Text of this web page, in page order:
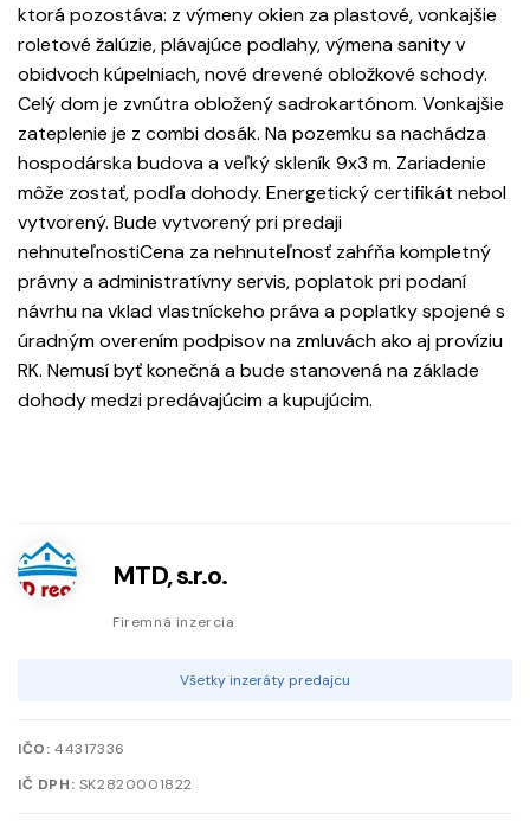
ktorá pozostáva: z výmeny okien za plastové, vonkajšie
roletové žalúzie, plávajúce podlahy, výmena sanity v
obidvoch kúpelniach, nové drevené obložkové schody.
Celý dom je zvnútra obložený sadrokartónom. Vonkajšie
zateplenie je z combi dosák. Na pozemku sa nachádza
hospodárska budova a veľký skleník 9x3 m. Zariadenie
môže zostať, podľa dohody. Energetický certifikát nebol
vytvorený. Bude vytvorený pri predaji
nehnuteľnostiCena za nehnuteľnosť zahŕňa kompletný
právny a administratívny servis, poplatok pri podaní
návrhu na vklad vlastníckeho práva a poplatky spojené s
úradným overením podpisov na zmluvách ako aj províziu
RK. Nemusí byť konečná a bude stanovená na základe
dohody medzi predávajúcim a kupujúcim.
MTD, s.r.o.
Firemná inzercia
Všetky inzeráty predajcu
IČO: 44317336
IČ DPH: SK2820001822